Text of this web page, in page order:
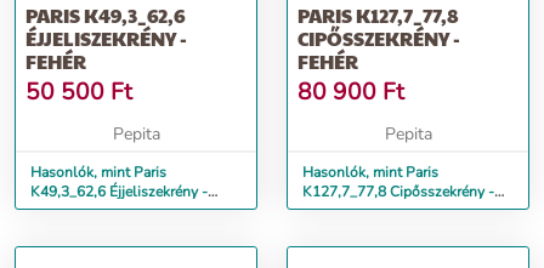
PARIS K49,3_62,6
ÉJJELISZEKRÉNY -
FEHÉR
50 500 Ft
Pepita
Hasonlók, mint Paris
K49,3_62,6 Éjjeliszekrény -
fehér
PARIS K127,7_77,8
CIPŐSSZEKRÉNY -
FEHÉR
80 900 Ft
Pepita
Hasonlók, mint Paris
K127,7_77,8 Cipősszekrény -
fehér